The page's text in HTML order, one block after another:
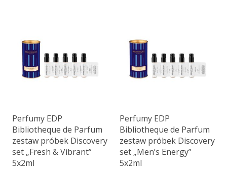
Perfumy EDP
Bibliotheque de Parfum
zestaw próbek Discovery
set „Fresh & Vibrant”
5x2ml
Perfumy EDP
Bibliotheque de Parfum
zestaw próbek Discovery
set „Men’s Energy”
5x2ml